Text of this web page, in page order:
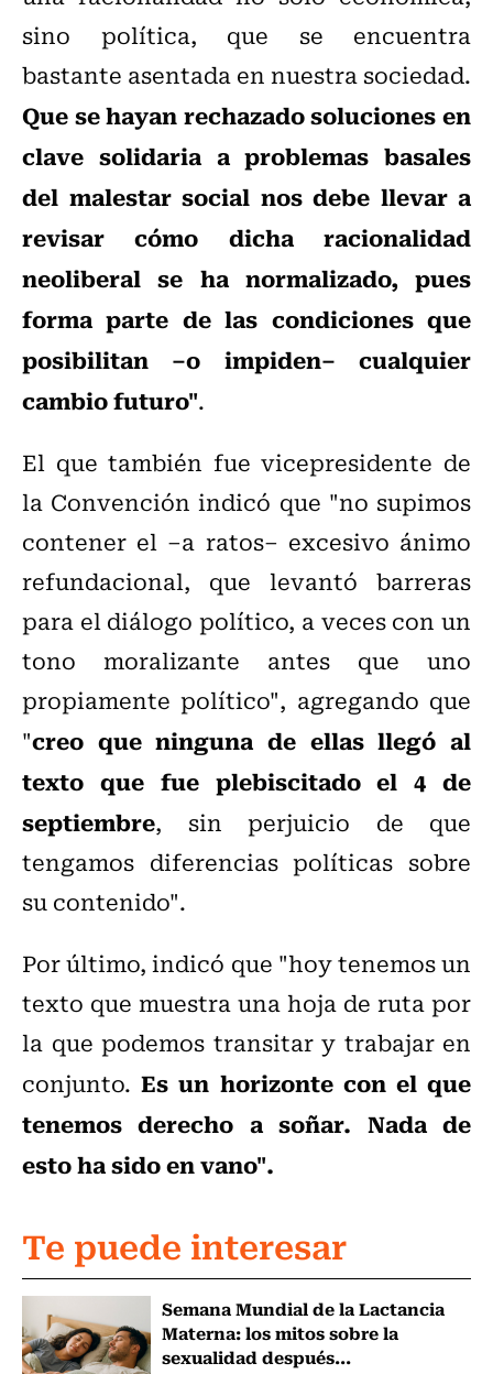
sino política, que se encuentra
bastante asentada en nuestra sociedad.
Que se hayan rechazado soluciones en
clave solidaria a problemas basales
del malestar social nos debe llevar a
revisar cómo dicha racionalidad
neoliberal se ha normalizado, pues
forma parte de las condiciones que
posibilitan –o impiden– cualquier
cambio futuro".
El que también fue vicepresidente de
la Convención indicó que "no supimos
contener el –a ratos– excesivo ánimo
refundacional, que levantó barreras
para el diálogo político, a veces con un
tono moralizante antes que uno
propiamente político", agregando que
"creo que ninguna de ellas llegó al
texto que fue plebiscitado el 4 de
septiembre, sin perjuicio de que
tengamos diferencias políticas sobre
su contenido".
Por último, indicó que "hoy tenemos un
texto que muestra una hoja de ruta por
la que podemos transitar y trabajar en
conjunto.Es un horizonte con el que
tenemos derecho a soñar. Nada de
esto ha sido en vano".
Te puede interesar
Semana Mundial de la Lactancia
Materna: los mitos sobre la
sexualidad después...